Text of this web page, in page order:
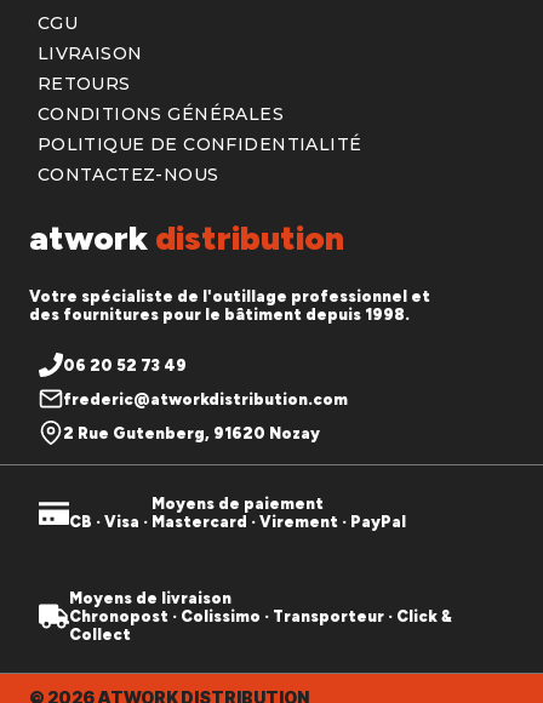
atwork distribution
Votre spécialiste de l'outillage professionnel et
des fournitures pour le bâtiment depuis 1998.
06 20 52 73 49
frederic@atworkdistribution.com
2 Rue Gutenberg, 91620 Nozay
CGU
LIVRAISON
RETOURS
CONDITIONS GÉNÉRALES
POLITIQUE DE CONFIDENTIALITÉ
CONTACTEZ-NOUS
Moyens de paiement
CB · Visa · Mastercard · Virement · PayPal
Moyens de livraison
Chronopost · Colissimo · Transporteur · Click &
Collect
© 2026 ATWORK DISTRIBUTION